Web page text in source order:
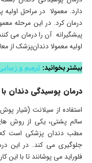
دارد. معمولا در مراحل
درمان کرد. در این مرحله
پیشگیرانه آن را درمان می
اولیه معمولا دندان‌پزشک از
بیشتر بخوانید: ترمیم و
درمان پوسیدگی دندان
استفاده از سیلانت
سالم پشتی، یکی از روش‌
مطب دندان‌ پزشکی است
جلوگیری می کند. در این
فلوراید می پوشانند تا با این